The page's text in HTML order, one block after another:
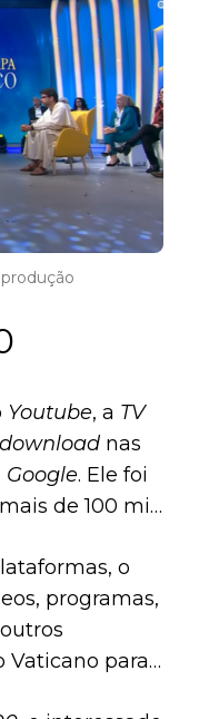
Youtube, a TV
download nas
Google. Ele foi
de 100 mil
o
programas,
Vaticano para